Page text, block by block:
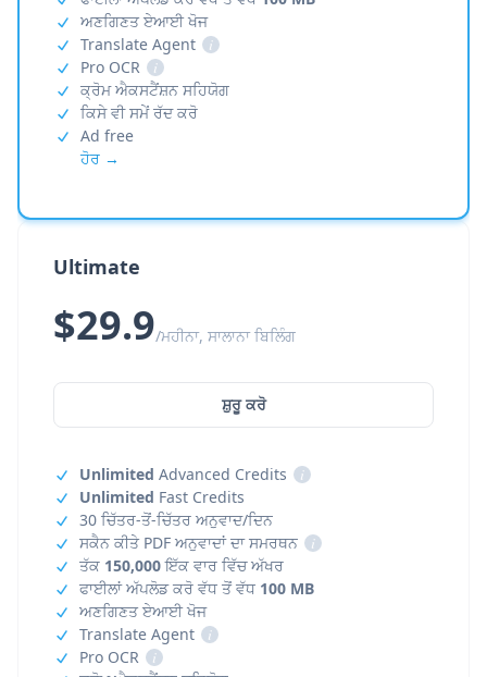
ਅਣਗਿਣਤ ਏਆਈ ਖੋਜ
Translate Agent
i
Pro OCR
i
ਕ੍ਰੋਮ ਐਕਸਟੈਂਸ਼ਨ ਸਹਿਯੋਗ
ਕਿਸੇ ਵੀ ਸਮੇਂ ਰੱਦ ਕਰੋ
Ad free
ਹੋਰ →
Ultimate
$29.9/ਮਹੀਨਾ, ਸਾਲਾਨਾ ਬਿਲਿੰਗ
ਸ਼ੁਰੂ ਕਰੋ
Unlimited Advanced Credits
i
Unlimited Fast Credits
30 ਚਿੱਤਰ-ਤੋਂ-ਚਿੱਤਰ ਅਨੁਵਾਦ/ਦਿਨ
ਸਕੈਨ ਕੀਤੇ PDF ਅਨੁਵਾਦਾਂ ਦਾ ਸਮਰਥਨ
i
ਤੱਕ 150,000ਇੱਕ ਵਾਰ ਵਿੱਚ ਅੱਖਰ
ਫਾਈਲਾਂ ਅੱਪਲੋਡ ਕਰੋ ਵੱਧ ਤੋਂ ਵੱਧ 100 MB
ਅਣਗਿਣਤ ਏਆਈ ਖੋਜ
Translate Agent
i
Pro OCR
i